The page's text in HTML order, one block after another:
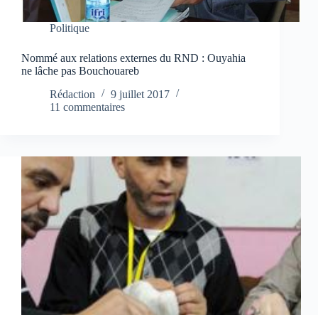
Politique
Nommé aux relations externes du RND : Ouyahia
ne lâche pas Bouchouareb
Rédaction
9 juillet 2017
11 commentaires